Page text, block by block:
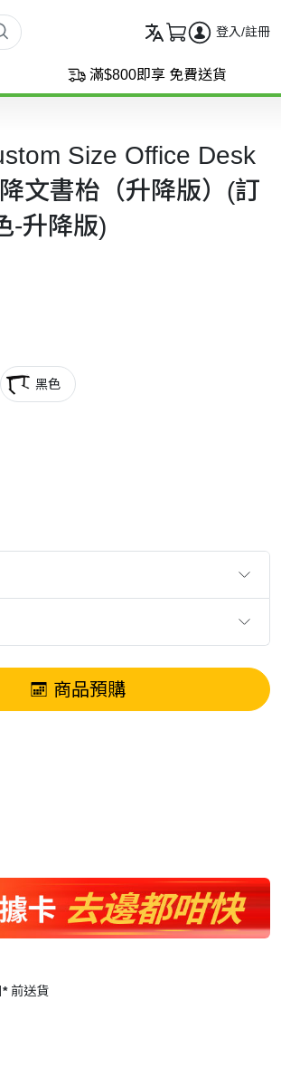
登入/註冊
滿$800即享 免費送貨
Size Office Desk
文書枱（升降版）(訂
-升降版)
黑色
商品預購
* 前送貨